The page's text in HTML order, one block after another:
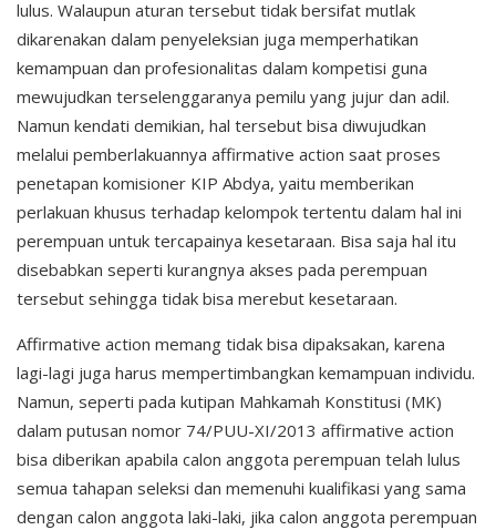
lulus. Walaupun aturan tersebut tidak bersifat mutlak
dikarenakan dalam penyeleksian juga memperhatikan
kemampuan dan profesionalitas dalam kompetisi guna
mewujudkan terselenggaranya pemilu yang jujur dan adil.
Namun kendati demikian, hal tersebut bisa diwujudkan
melalui pemberlakuannya affirmative action saat proses
penetapan komisioner KIP Abdya, yaitu memberikan
perlakuan khusus terhadap kelompok tertentu dalam hal ini
perempuan untuk tercapainya kesetaraan. Bisa saja hal itu
disebabkan seperti kurangnya akses pada perempuan
tersebut sehingga tidak bisa merebut kesetaraan.
Affirmative action memang tidak bisa dipaksakan, karena
lagi-lagi juga harus mempertimbangkan kemampuan individu.
Namun, seperti pada kutipan Mahkamah Konstitusi (MK)
dalam putusan nomor 74/PUU-XI/2013 affirmative action
bisa diberikan apabila calon anggota perempuan telah lulus
semua tahapan seleksi dan memenuhi kualifikasi yang sama
dengan calon anggota laki-laki, jika calon anggota perempuan